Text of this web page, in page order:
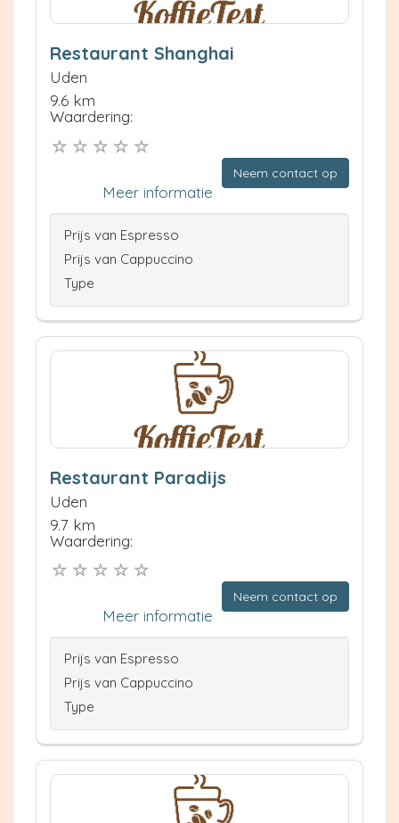
Restaurant Shanghai
Uden
9.6 km
Waardering:
Neem contact op
Meer informatie
Prijs van Espresso
Prijs van Cappuccino
Type
Restaurant Paradijs
Uden
9.7 km
Waardering:
Neem contact op
Meer informatie
Prijs van Espresso
Prijs van Cappuccino
Type